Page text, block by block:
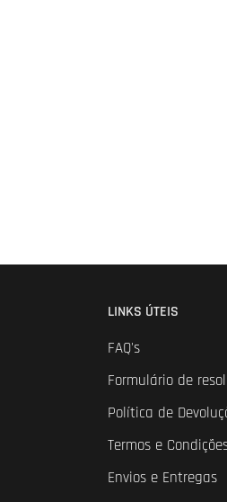
LINKS ÚTEIS
FAQ's
Formulário de
Política de
Termos e
Envios e Entregas